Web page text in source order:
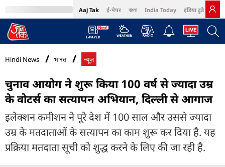
Aaj Tak ई-पेपर বাংলা India Today इंडिया टुडे हिंदी
MumbaiTak Cosmopolitan Harper's Bazaar Northeast
Hindi News भारत न्यूज़
चुनाव आयोग ने शुरू किया 100 वर्ष से ज्यादा उम्र
के वोटर्स का सत्यापन अभियान, दिल्ली से आगाज
इलेक्शन कमीशन ने पूरे देश में 100 साल और उससे ज्यादा
उम्र के मतदाताओं के सत्यापन का काम शुरू कर दिया है. यह
प्रक्रिया मतदाता सूची को शुद्ध करने के लिए की जा रही है.